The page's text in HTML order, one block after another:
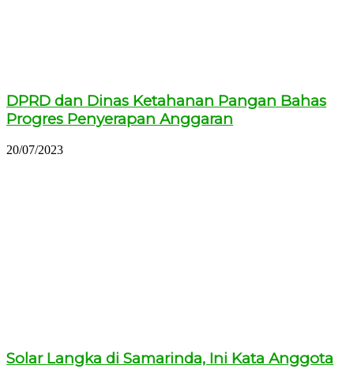
DPRD dan Dinas Ketahanan Pangan Bahas
Progres Penyerapan Anggaran
20/07/2023
Solar Langka di Samarinda, Ini Kata Anggota